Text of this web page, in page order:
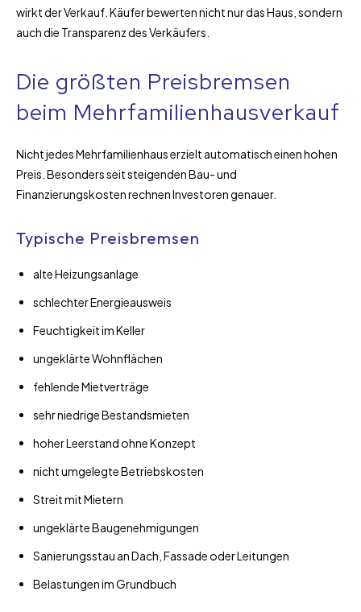
wirkt der Verkauf. Käufer bewerten nicht nur das Haus, sondern
auch die Transparenz des Verkäufers.
Die größten Preisbremsen
beim Mehrfamilienhausverkauf
Nicht jedes Mehrfamilienhaus erzielt automatisch einen hohen
Preis. Besonders seit steigenden Bau- und
Finanzierungskosten rechnen Investoren genauer.
Typische Preisbremsen
alte Heizungsanlage
schlechter Energieausweis
Feuchtigkeit im Keller
ungeklärte Wohnflächen
fehlende Mietverträge
sehr niedrige Bestandsmieten
hoher Leerstand ohne Konzept
nicht umgelegte Betriebskosten
Streit mit Mietern
ungeklärte Baugenehmigungen
Sanierungsstau an Dach, Fassade oder Leitungen
Belastungen im Grundbuch